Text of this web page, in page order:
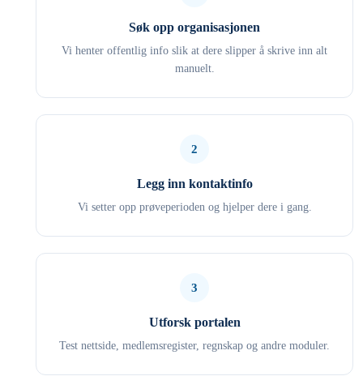
Søk opp organisasjonen
Vi henter offentlig info slik at dere slipper å skrive inn alt
manuelt.
2
Legg inn kontaktinfo
Vi setter opp prøveperioden og hjelper dere i gang.
3
Utforsk portalen
Test nettside, medlemsregister, regnskap og andre moduler.